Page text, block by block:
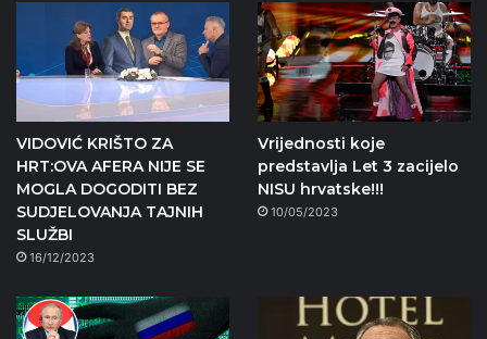
VIDOVIĆ KRIŠTO ZA
HRT:OVA AFERA NIJE SE
MOGLA DOGODITI BEZ
SUDJELOVANJA TAJNIH
SLUŽBI
16/12/2023
Vrijednosti koje
predstavlja Let 3 zacijelo
NISU hrvatske!!!
10/05/2023